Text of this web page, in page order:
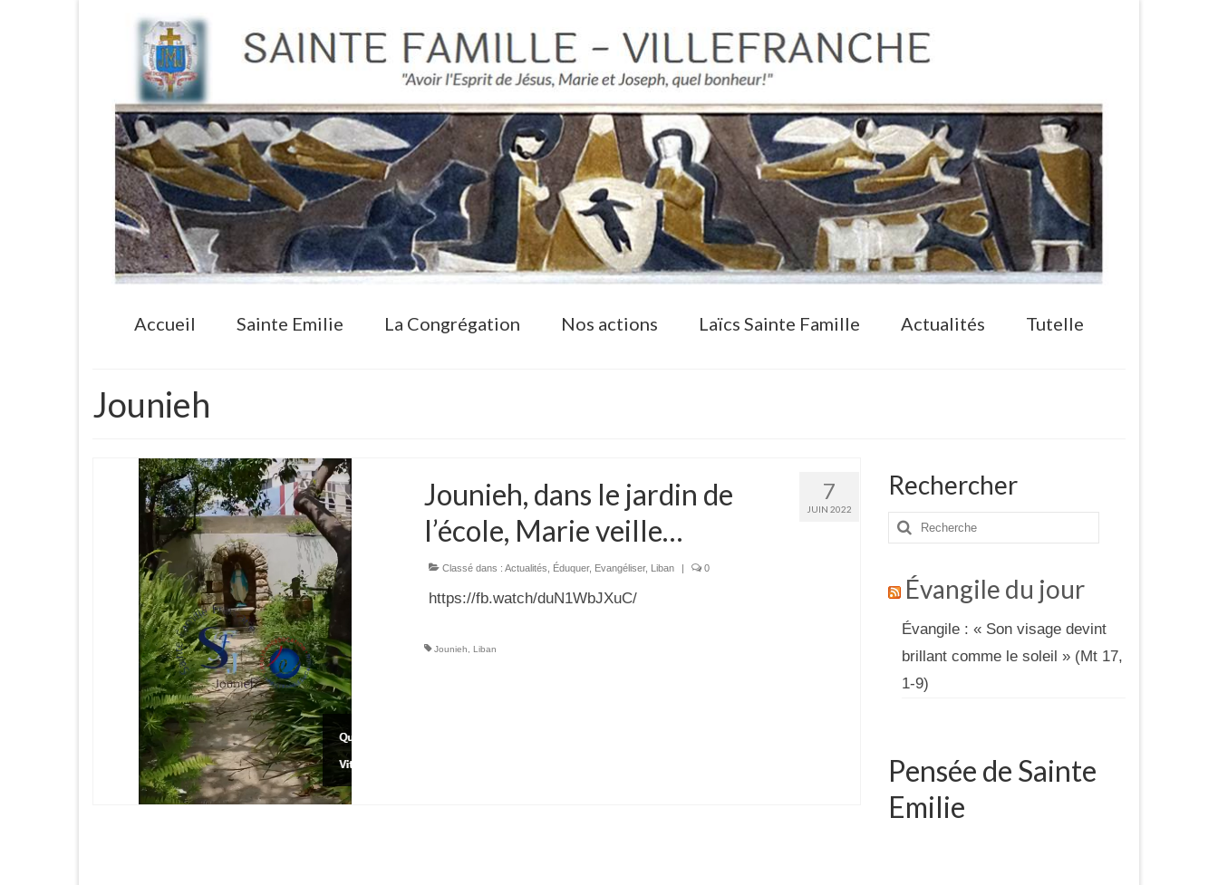
Accueil Sainte Emilie La Congrégation Nos actions Laïcs Sainte Famille Actualités Tutelle
Jounieh
7
JUIN 2022
Jounieh, dans le jardin de
l’école, Marie veille…
Classé dans : Actualités Éduquer, Evangéliser, Liban | 0
https://fb.watch/duN1WbJXuC/
Jounieh Liban
Rechercher
Rechercher
:
Évangile du jour
Évangile : « Son visage devint
brillant comme le soleil » (Mt 17,
1-9)
Pensée de Sainte
Emilie